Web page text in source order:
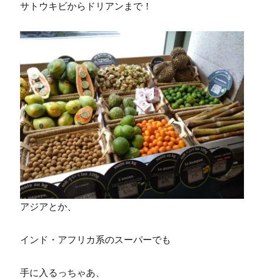
サトウキビからドリアンまで！
アジアとか、
インド・アフリカ系のスーパーでも
手に入るっちゃあ、